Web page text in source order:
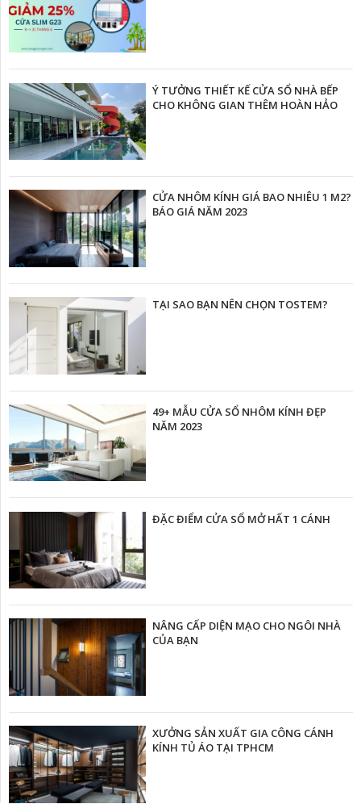
Ý TƯỞNG THIẾT KẾ CỬA SỔ NHÀ BẾP
CHO KHÔNG GIAN THÊM HOÀN HẢO
CỬA NHÔM KÍNH GIÁ BAO NHIÊU 1 M2?
BÁO GIÁ NĂM 2023
TẠI SAO BẠN NÊN CHỌN TOSTEM?
49+ MẪU CỬA SỔ NHÔM KÍNH ĐẸP
NĂM 2023
ĐẶC ĐIỂM CỬA SỔ MỞ HẤT 1 CÁNH
NÂNG CẤP DIỆN MẠO CHO NGÔI NHÀ
CỦA BẠN
XƯỞNG SẢN XUẤT GIA CÔNG CÁNH
KÍNH TỦ ÁO TẠI TPHCM